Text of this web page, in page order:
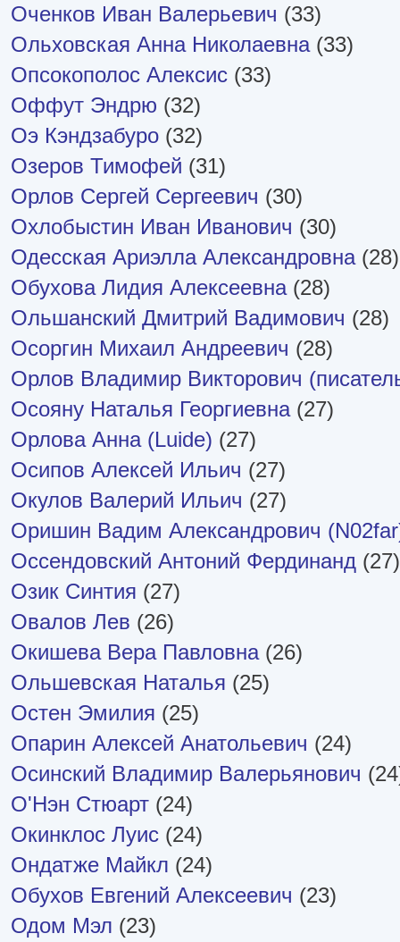
Оченков Иван Валерьевич (33)
Ольховская Анна Николаевна (33)
Опсокополос Алексис (33)
Оффут Эндрю (32)
Оэ Кэндзабуро (32)
Озеров Тимофей (31)
Орлов Сергей Сергеевич (30)
Охлобыстин Иван Иванович (30)
Одесская Ариэлла Александровна (28)
Обухова Лидия Алексеевна (28)
Ольшанский Дмитрий Вадимович (28)
Осоргин Михаил Андреевич (28)
Орлов Владимир Викторович
Осояну Наталья Георгиевна (27)
Орлова Анна (Luide) (27)
Осипов Алексей Ильич (27)
Окулов Валерий Ильич (27)
Оришин Вадим Александрович
Оссендовский Антоний Фердинанд (27)
Озик Синтия (27)
Овалов Лев (26)
Окишева Вера Павловна (26)
Ольшевская Наталья (25)
Остен Эмилия (25)
Опарин Алексей Анатольевич (24)
Осинский Владимир Валерьянович
О'Нэн Стюарт (24)
Окинклос Луис (24)
Ондатже Майкл (24)
Обухов Евгений Алексеевич (23)
Одом Мэл (23)